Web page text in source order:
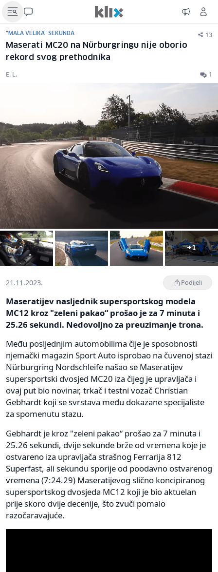
"MALA VELIKA" SEKUNDA 13
Maserati MC20 na Nürburgringu nije oborio
rekord svog prethodnika
E. L. 1
+1
21.11.2023. Podijeli
Maseratijev nasljednik supersportskog modela
MC12 kroz "zeleni pakao“ prošao je za 7 minuta i
25.26 sekundi. Nedovoljno za preuzimanje trona.
Među posljednjim automobilima čije je sposobnosti
njemački magazin Sport Auto isprobao na čuvenoj stazi
Nürburgring Nordschleife našao se Maseratijev
supersportski dvosjed MC20 iza čijeg je upravljača i
ovaj put bio novinar, trkač i testni vozač Christian
Gebhardt koji se svrstava među dokazane specijaliste
za spomenutu stazu.
Gebhardt je kroz "zeleni pakao“ prošao za 7 minuta i
25.26 sekundi, dvije sekunde brže od vremena koje je
ostvareno iza upravljača strašnog Ferrarija 812
Superfast, ali sekundu sporije od poodavno ostvarenog
vremena (7:24.29) Maseratijevog slično koncipiranog
supersportskog dvosjeda MC12 koji je bio aktuelan
prije skoro dvije decenije, što zvuči pomalo
razočaravajuće.